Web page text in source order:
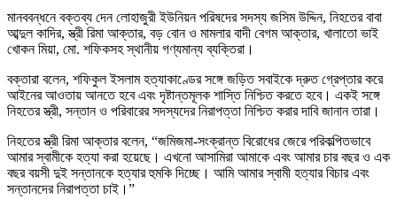
মানববন্ধনে বক্তব্য দেন লোহাজুরী ইউনিয়ন পরিষদের সদস্য জসিম উদ্দিন, নিহতের বাবা
আব্দুল কাদির, স্ত্রী রিমা আক্তার, বড় বোন ও মামলার বাদী বেগম আক্তার, খালাতো ভাই
খোকন মিয়া, মো. শফিকসহ স্থানীয় গণ্যমান্য ব্যক্তিরা।
বক্তারা বলেন, শফিকুল ইসলাম হত্যাকাণ্ডের সঙ্গে জড়িত সবাইকে দ্রুত গ্রেপ্তার করে
আইনের আওতায় আনতে হবে এবং দৃষ্টান্তমূলক শাস্তি নিশ্চিত করতে হবে। একই সঙ্গে
নিহতের স্ত্রী, সন্তান ও পরিবারের সদস্যদের নিরাপত্তা নিশ্চিত করার দাবি জানান তারা।
নিহতের স্ত্রী রিমা আক্তার বলেন, “জমিজমা-সংক্রান্ত বিরোধের জেরে পরিকল্পিতভাবে
আমার স্বামীকে হত্যা করা হয়েছে। এখনো আসামিরা আমাকে এবং আমার চার বছর ও এক
বছর বয়সী দুই সন্তানকে হত্যার হুমকি দিচ্ছে। আমি আমার স্বামী হত্যার বিচার এবং
সন্তানদের নিরাপত্তা চাই।”